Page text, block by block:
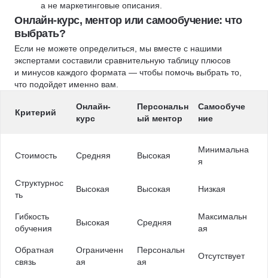
а не маркетинговые описания.
Онлайн-курс, ментор или самообучение: что
выбрать?
Если не можете определиться, мы вместе с нашими
экспертами составили сравнительную таблицу плюсов
и минусов каждого формата — чтобы помочь выбрать то,
что подойдет именно вам.
Критерий
Онлайн-
курс
Персональн
ый ментор
Самообуче
ние
Стоимость Средняя Высокая
Минимальна
я
Структурнос
ть
Высокая Высокая Низкая
Гибкость
обучения
Высокая Средняя
Максимальн
ая
Обратная
связь
Ограниченн
ая
Персональн
ая
Отсутствует